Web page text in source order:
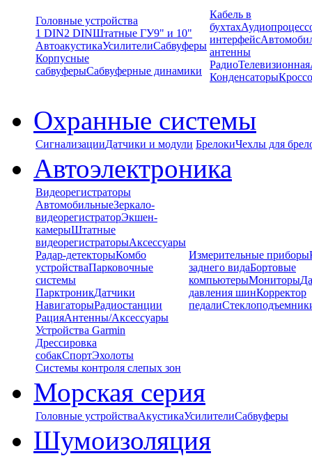
Головные устройства
1 DIN2 DINШтатные ГУ9" и 10"
АвтоакустикаУсилителиСабвуферы
Корпусные
сабвуферыСабвуферные динамики
Кабель в
бухтах
интерфейс
антенны
РадиоТелевизионная
Конденсаторы
Охранные системы
СигнализацииДатчики и модули БрелокиЧехлы для
Автоэлектроника
Видеорегистраторы
АвтомобильныеЗеркало-
видеорегистраторЭкшен-
камерыШтатные
видеорегистраторыАксессуары
Радар-детекторыКомбо
устройстваПарковочные
системы
ПарктроникДатчики
НавигаторыРадиостанции
РацияАнтенны/Аксессуары
Устройства Garmin
Дрессировка
собакСпортЭхолоты
Системы контроля слепых зон
Измерительные приборы
заднего видаБортовые
компьютерыМониторы
давления шинКорректор
педали
Морская серия
Головные устройстваАкустикаУсилителиСабвуферы
Шумоизоляция